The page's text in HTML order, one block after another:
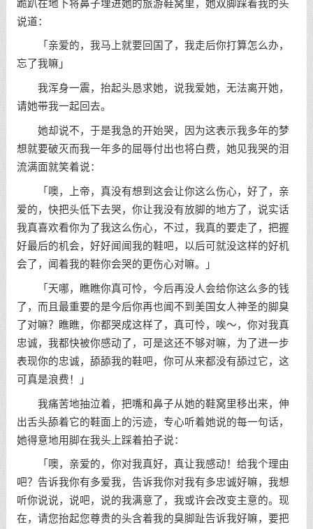
跪趴在地下将鼻子埋进她的旅游鞋窝里，她双脚踩着我的头
说道：
「亲爱的，我马上就要回国了，我走后你打算怎么办，
忘了我嘛」
我浑身一震，抬起头恳求她，说我爱她，无法离开她，
请她带我一起回去。
她却说不，于是我急的开始哭，因为这表示我多年的梦
想就要破灭而我一年多的屈辱付出也将白费，她见我哭的泪
流满面就笑着说：
「噢，上帝，真没有想到这会让你这么伤心，好了，亲
爱的，快把头低下去哭，你让我没有放脚的地方了，说实话
我真喜欢看你为了我这么伤心，不过，我真的要走了，把握
好最后的机会，好好闻闻我的鞋吧，以后可就没这样的好机
会了，闻着我的鞋你会哭的更伤心对嘛。」
「天哪，瞧瞧你真可怜，今后再没人会给你这么多的钱
了，而且最重要的是今后你再也闻不到美国女人神圣的脚臭
了对嘛？瞧瞧，你都哭成这样了，真可怜，唉～，你对我真
忠诚，我都快被你感动了，可是这还不够对嘛，为了进一步
表现你的忠诚，舔舔我的鞋吧，你可从来都没有舔过它，这
可真是浪费！」
我痛苦地抽泣着，把嘴和鼻子从她的鞋窝里移出来，伸
出舌头舔着它的鞋面上的污迹，专心听着她说的每一句话，
她得意地用脚在我头上踩着拍子说：
「噢，亲爱的，你对我真好，真让我感动！给我个理由
吧？告诉我你有多爱我，告诉我你对我有多忠诚好嘛，我想
听你说说，说吧，说的我满意了，我或许会改变主意的。现
在，请您抬起您尊贵的头含着我的臭脚趾告诉我好嘛，要把